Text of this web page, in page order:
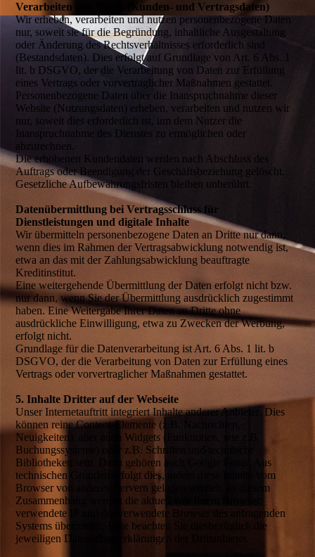
Verarbeiten von Daten (Kunden- und Vertragsdaten)
Wir erheben, verarbeiten und nutzen personenbezogene Daten
nur, soweit sie für die Begründung, inhaltliche Ausgestaltung
oder Änderung des Rechtsverhältnisses erforderlich sind
(Bestandsdaten). Dies erfolgt auf Grundlage von Art. 6 Abs. 1
lit. b DSGVO, der die Verarbeitung von Daten zur Erfüllung
eines Vertrags oder vorvertraglicher Maßnahmen gestattet.
Personenbezogene Daten über die Inanspruchnahme dieser
Website (Nutzungsdaten) erheben, verarbeiten und nutzen wir
nur, soweit dies erforderlich ist, um dem Nutzer die
Inanspruchnahme des Dienstes zu ermöglichen oder
abzurechnen.
Die erhobenen Kundendaten werden nach Abschluss des
Auftrags oder Beendigung der Geschäftsbeziehung gelöscht.
Gesetzliche Aufbewahrungsfristen bleiben unberührt.
Datenübermittlung bei Vertragsschluss für
Dienstleistungen und digitale Inhalte
Wir übermitteln personenbezogene Daten an Dritte nur dann,
wenn dies im Rahmen der Vertragsabwicklung notwendig ist,
etwa an das mit der Zahlungsabwicklung beauftragte
Kreditinstitut.
Eine weitergehende Übermittlung der Daten erfolgt nicht bzw.
nur dann, wenn Sie der Übermittlung ausdrücklich zugestimmt
haben. Eine Weitergabe Ihrer Daten an Dritte ohne
ausdrückliche Einwilligung, etwa zu Zwecken der Werbung,
erfolgt nicht.
Grundlage für die Datenverarbeitung ist Art. 6 Abs. 1 lit. b
DSGVO, der die Verarbeitung von Daten zur Erfüllung eines
Vertrags oder vorvertraglicher Maßnahmen gestattet.
5. Inhalte Dritter auf der Webseite
Unser Internetauftritt integriert Inhalte anderer Anbieter. Dies
können reine Content-Elemente (z.B. Nachrichten,
Neuigkeiten), aber auch Widgets (Funktionen, wie z.B.
Buchungssysteme) oder z.B. Schriften und technische
Bibliotheken sein. Dazu gehören auch Google Fonts. Aus
technischen Gründen erfolgt dies, indem diese Inhalte vom
Browser von anderen Servern geladen werden. In diesem
Zusammenhang werden die aktuell von Ihrem Browser
verwendete IP und der verwendete Browser des anfragenden
Systems übermittelt. Bitte beachten Sie diesbezüglich die
jeweiligen Datenschutzerklärungen der Drittanbieter.